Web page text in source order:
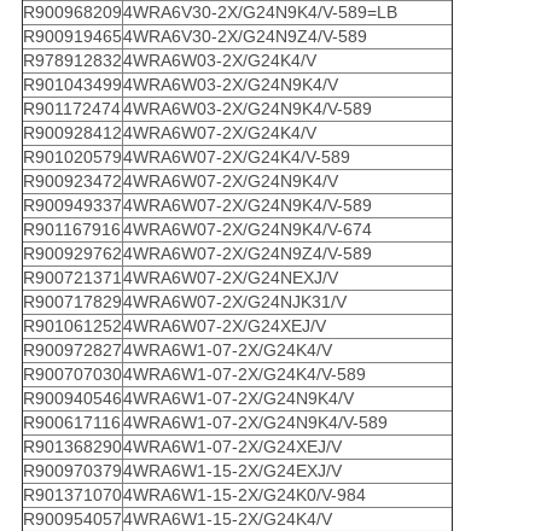
R9009682094WRA6V30-2X/G24N9K4/V-589=LB
R9009194654WRA6V30-2X/G24N9Z4/V-589
R9789128324WRA6W03-2X/G24K4/V
R9010434994WRA6W03-2X/G24N9K4/V
R9011724744WRA6W03-2X/G24N9K4/V-589
R9009284124WRA6W07-2X/G24K4/V
R9010205794WRA6W07-2X/G24K4/V-589
R9009234724WRA6W07-2X/G24N9K4/V
R9009493374WRA6W07-2X/G24N9K4/V-589
R9011679164WRA6W07-2X/G24N9K4/V-674
R9009297624WRA6W07-2X/G24N9Z4/V-589
R9007213714WRA6W07-2X/G24NEXJ/V
R9007178294WRA6W07-2X/G24NJK31/V
R9010612524WRA6W07-2X/G24XEJ/V
R9009728274WRA6W1-07-2X/G24K4/V
R9007070304WRA6W1-07-2X/G24K4/V-589
R9009405464WRA6W1-07-2X/G24N9K4/V
R9006171164WRA6W1-07-2X/G24N9K4/V-589
R9013682904WRA6W1-07-2X/G24XEJ/V
R9009703794WRA6W1-15-2X/G24EXJ/V
R9013710704WRA6W1-15-2X/G24K0/V-984
R9009540574WRA6W1-15-2X/G24K4/V